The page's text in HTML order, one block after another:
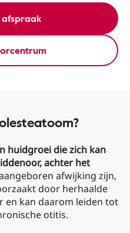
huidgroei die zich kan
achter het
afwijking zijn,
door herhaalde
en kan daarom leiden tot
otitis.